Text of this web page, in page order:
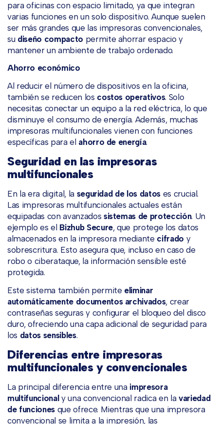
para oficinas con espacio limitado, ya que integran
varias funciones en un solo dispositivo. Aunque suelen
ser más grandes que las impresoras convencionales,
su diseño compacto permite ahorrar espacio y
mantener un ambiente de trabajo ordenado.
Ahorro económico
Al reducir el número de dispositivos en la oficina,
también se reducen los costos operativos. Solo
necesitas conectar un equipo a la red eléctrica, lo que
disminuye el consumo de energía. Además, muchas
impresoras multifuncionales vienen con funciones
específicas para el ahorro de energía.
Seguridad en las impresoras
multifuncionales
En la era digital, la seguridad de los datos es crucial.
Las impresoras multifuncionales actuales están
equipadas con avanzados sistemas de protección. Un
ejemplo es el Bizhub Secure, que protege los datos
almacenados en la impresora mediante cifrado y
sobrescritura. Esto asegura que, incluso en caso de
robo o ciberataque, la información sensible esté
protegida.
Este sistema también permite eliminar
automáticamente documentos archivados, crear
contraseñas seguras y configurar el bloqueo del disco
duro, ofreciendo una capa adicional de seguridad para
los datos sensibles.
Diferencias entre impresoras
multifuncionales y convencionales
La principal diferencia entre una impresora
multifuncionaly una convencional radica en lavariedad
de funcionesque ofrece. Mientras que una impresora
convencional se limita a la impresión, las